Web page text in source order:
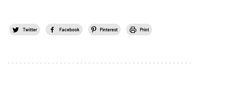
Twitter Facebook Pinterest Print